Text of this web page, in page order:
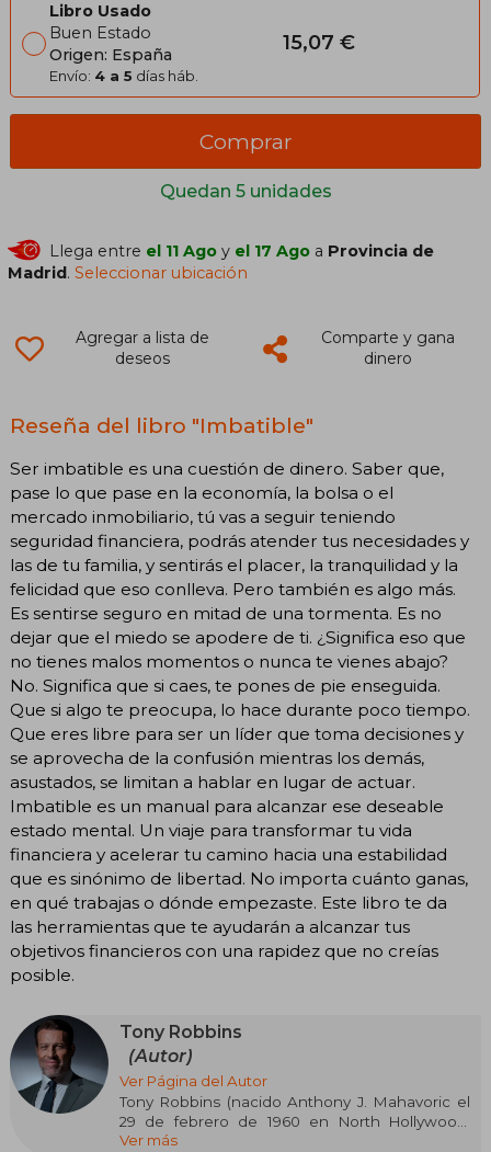
Libro Usado
Buen Estado
Origen: España
Envío: 4 a 5 días háb.
15,07 €
Quedan 5 unidades
Comprar
Llega entre el 11 Ago y el 17 Ago a Provincia de
Madrid.Seleccionar ubicación
Agregar a lista de
deseos
Comparte y gana
dinero
Reseña del libro "Imbatible"
Ser imbatible es una cuestión de dinero. Saber que,
pase lo que pase en la economía, la bolsa o el
mercado inmobiliario, tú vas a seguir teniendo
seguridad financiera, podrás atender tus necesidades y
las de tu familia, y sentirás el placer, la tranquilidad y la
felicidad que eso conlleva. Pero también es algo más.
Es sentirse seguro en mitad de una tormenta. Es no
dejar que el miedo se apodere de ti. ¿Significa eso que
no tienes malos momentos o nunca te vienes abajo?
No. Significa que si caes, te pones de pie enseguida.
Que si algo te preocupa, lo hace durante poco tiempo.
Que eres libre para ser un líder que toma decisiones y
se aprovecha de la confusión mientras los demás,
asustados, se limitan a hablar en lugar de actuar.
Imbatible es un manual para alcanzar ese deseable
estado mental. Un viaje para transformar tu vida
financiera y acelerar tu camino hacia una estabilidad
que es sinónimo de libertad. No importa cuánto ganas,
en qué trabajas o dónde empezaste. Este libro te da
las herramientas que te ayudarán a alcanzar tus
objetivos financieros con una rapidez que no creías
posible.
Tony Robbins
(Autor)
Ver Página del Autor
Tony Robbins (nacido Anthony J. Mahavoric el
29 de febrero de 1960 en North Hollywood,
California) es un reconocido autor, coach y
Ver más